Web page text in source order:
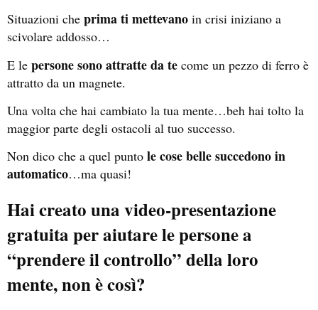
Situazioni che prima ti mettevano in crisi iniziano a
scivolare addosso…
E le persone sono attratte da te come un pezzo di ferro è
attratto da un magnete.
Una volta che hai cambiato la tua mente…beh hai tolto la
maggior parte degli ostacoli al tuo successo.
Non dico che a quel punto le cose belle succedono in
automatico…ma quasi!
Hai creato una video-presentazione
gratuita per aiutare le persone a
“prendere il controllo” della loro
mente, non è così?